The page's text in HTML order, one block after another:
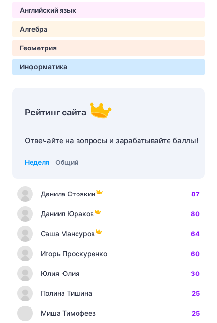
Английский язык
Алгебра
Геометрия
Информатика
Рейтинг сайта
Отвечайте на вопросы и зарабатывайте баллы!
Неделя Общий
Данила Стоякин 87
Даниил Юраков 80
Саша Мансуров 64
Игорь Проскуренко 60
Юлия Юлия 30
Полина Тишина 25
Миша Тимофеев 25